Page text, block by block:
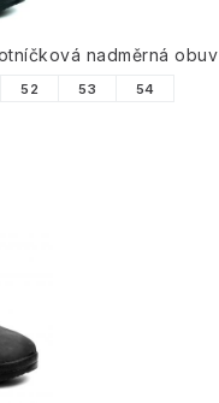
nadměrná obuv
52 53 54